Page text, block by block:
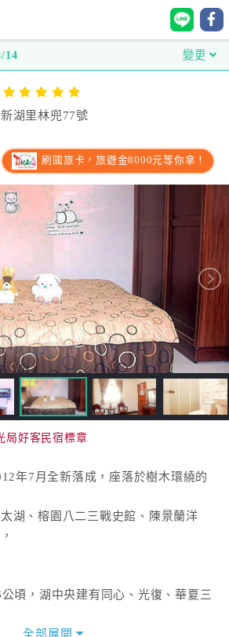
14 變更
湖里林兜77號
刷國旅卡，旅遊金8000元等你拿！
局好客民宿標章
年7月全新落成，座落於樹木環繞的
湖、榕園八二三戰史館、陳景蘭洋
頃，湖中央建有同心、光復、華夏三
坐擁湖光山水，如此閒情雅緻在明媚
全部展開